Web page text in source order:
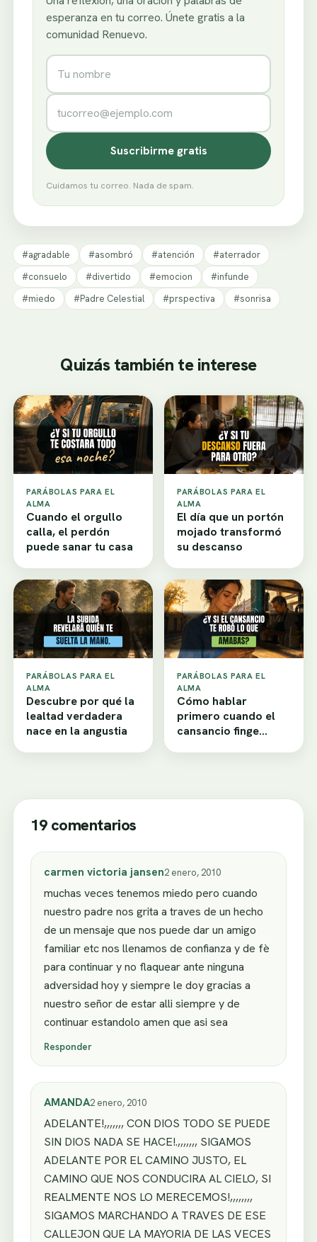
esperanza en tu correo. Únete gratis a la
comunidad Renuevo.
Nombre
Correo electrónico
Suscribirme gratis
Cuidamos tu correo. Nada de spam.
#agradable #asombró #atención
#aterrador
#consuelo
#divertido #emocion
#infunde
#miedo
#Padre Celestial #prspectiva #sonrisa
Quizás también te interese
PARÁBOLAS PARA EL
ALMA
Cuando el orgullo
calla, el perdón
puede sanar tu casa
PARÁBOLAS PARA EL
ALMA
El día que un portón
mojado transformó
su descanso
PARÁBOLAS PARA EL
ALMA
Descubre por qué la
lealtad verdadera
nace en la angustia
PARÁBOLAS PARA EL
ALMA
Cómo hablar
primero cuando el
cansancio finge
19 comentarios
carmen victoria jansen2 enero, 2010
muchas veces tenemos miedo pero cuando
nuestro padre nos grita a traves de un hecho
de un mensaje que nos puede dar un amigo
familiar etc nos llenamos de confianza y de fè
para continuar y no flaquear ante ninguna
adversidad hoy y siempre le doy gracias a
nuestro señor de estar alli siempre y de
continuar estandolo amen que asi sea
Responder
AMANDA2 enero, 2010
ADELANTE!,,,,,,, CON DIOS TODO SE PUEDE
SIN DIOS NADA SE HACE!.,,,,,,, SIGAMOS
ADELANTE POR EL CAMINO JUSTO, EL
CAMINO QUE NOS CONDUCIRA AL CIELO, SI
REALMENTE NOS LO MERECEMOS!,,,,,,,,
SIGAMOS MARCHANDO A TRAVES DE ESE
CALLEJON QUE LA MAYORIA DE LAS VECES